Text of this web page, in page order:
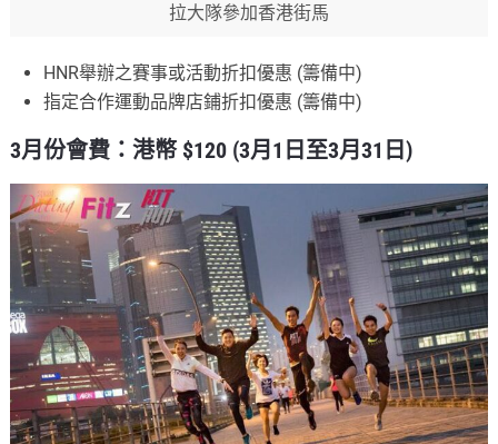
拉大隊參加香港街馬
HNR舉辦之賽事或活動折扣優惠 (籌備中)
指定合作運動品牌店鋪折扣優惠 (籌備中)
3月份會費：港幣 $120 (3月1日至3月31日)